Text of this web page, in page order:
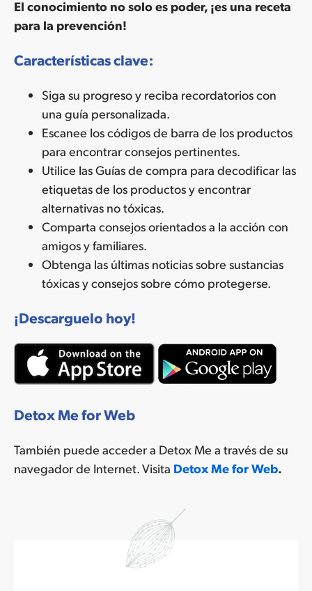
El conocimiento no solo es poder, ¡es una receta
para la prevención!
Características clave:
Siga su progreso y reciba recordatorios con
una guía personalizada.
Escanee los códigos de barra de los productos
para encontrar consejos pertinentes.
Utilice las Guías de compra para decodificar las
etiquetas de los productos y encontrar
alternativas no tóxicas.
Comparta consejos orientados a la acción con
amigos y familiares.
Obtenga las últimas noticias sobre sustancias
tóxicas y consejos sobre cómo protegerse.
¡Descarguelo hoy!
Detox Me for Web
También puede acceder a Detox Me a través de su
navegador de Internet. Visita Detox Me for Web.